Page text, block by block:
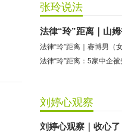
张玲说法
刘婷心观察